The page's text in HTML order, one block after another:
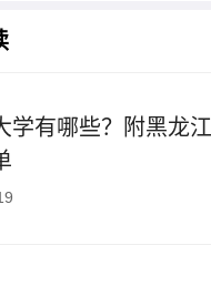
学有哪些？附黑龙江